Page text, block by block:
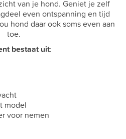
van je hond. Geniet je zelf
even ontspanning en tijd
hond daar ook soms even aan
toe.
bestaat uit:
model
voor nemen